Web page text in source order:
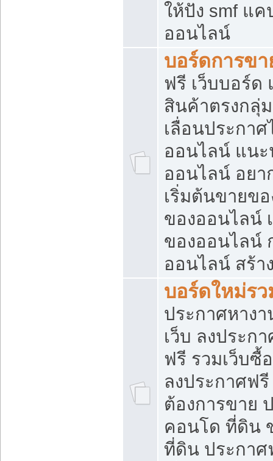
ให้ปัง smf แ
ออนไลน์
บอร์ดการข
ฟรี เว็บบอร์ด
สินค้าตรงกลุ่
เลื่อนประกา
ออนไลน์ แนะ
ออนไลน์ อย
เริ่มต้นขายข
ของออนไลน์
ของออนไลน์
ออนไลน์ สร้า
บอร์ดใหม่ร
ประกาศหาง
เว็บ ลงประก
ฟรี รวมเว็บซื้
ลงประกาศฟ
ต้องการขาย
คอนโด ที่ดิน
ที่ดิน ประกา